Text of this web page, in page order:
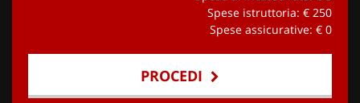
Spese istruttoria: € 250
Spese assicurative: € 0
PROCEDI